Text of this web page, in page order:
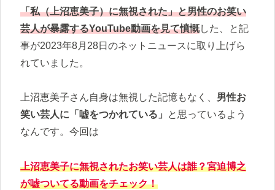
「私（上沼恵美子）に無視された」と男性のお笑い
芸人が暴露するYouTube動画を見て憤慨した、と記
事が2023年8月28日のネットニュースに取り上げら
れていました。
上沼恵美子さん自身は無視した記憶もなく、 男性お
笑い芸人に「嘘をつかれている」
と思っているよう
なんです。今回は
上沼恵美子に無視されたお笑い芸人は誰？宮迫博之
が嘘ついてる動画をチェック！